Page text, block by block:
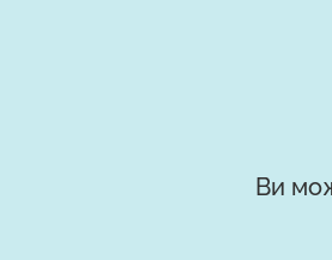
Ви